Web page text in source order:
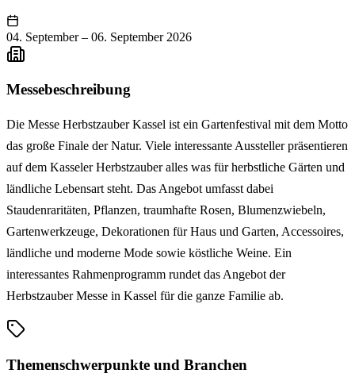
04. September – 06. September 2026
Messebeschreibung
Die Messe Herbstzauber Kassel ist ein Gartenfestival mit dem Motto
das große Finale der Natur. Viele interessante Aussteller präsentieren
auf dem Kasseler Herbstzauber alles was für herbstliche Gärten und
ländliche Lebensart steht. Das Angebot umfasst dabei
Staudenraritäten, Pflanzen, traumhafte Rosen, Blumenzwiebeln,
Gartenwerkzeuge, Dekorationen für Haus und Garten, Accessoires,
ländliche und moderne Mode sowie köstliche Weine. Ein
interessantes Rahmenprogramm rundet das Angebot der
Herbstzauber Messe in Kassel für die ganze Familie ab.
Themenschwerpunkte und Branchen